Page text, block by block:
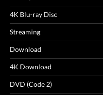
4K Blu-ray Disc
Streaming
Download
4K Download
DVD (Code 2)